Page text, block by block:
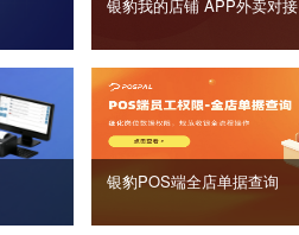
银豹我的店铺 APP外卖对接
银豹POS端全店单据查询